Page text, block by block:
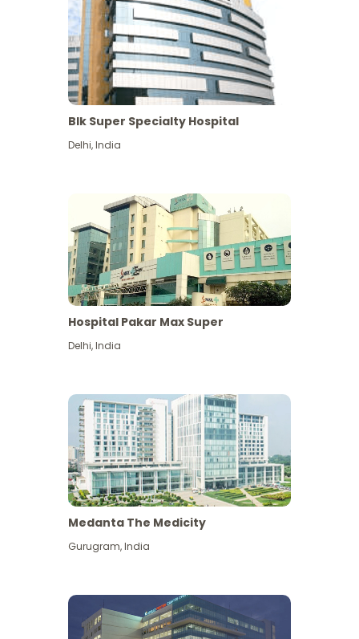
Blk Super Specialty Hospital
Delhi,India
Hospital Pakar Max Super
Delhi,India
Medanta The Medicity
Gurugram,India